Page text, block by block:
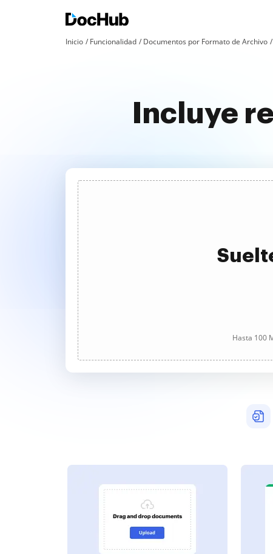
Inicio Funcionalidad Documentos por Formato de Archivo
Incluye
Hasta 100